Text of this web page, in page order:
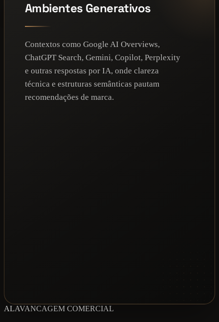
Ambientes Generativos
Contextos como Google AI Overviews,
ChatGPT Search, Gemini, Copilot, Perplexity
e outras respostas por IA, onde clareza
técnica e estruturas semânticas pautam
recomendações de marca.
ALAVANCAGEM COMERCIAL